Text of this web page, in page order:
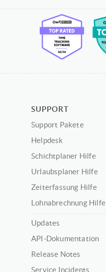
SUPPORT
Support Pakete
Helpdesk
Schichtplaner Hilfe
Urlaubsplaner Hilfe
Zeiterfassung Hilfe
Lohnabrechnung Hilfe
Updates
API-Dokumentation
Release Notes
Service Incidents